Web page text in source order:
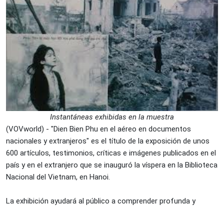
Instantáneas exhibidas en la muestra
(VOVworld) - "Dien Bien Phu en el aéreo en documentos
nacionales y extranjeros" es el título de la exposición de unos
600 artículos, testimonios, críticas e imágenes publicados en el
país y en el extranjero que se inauguró la víspera en la Biblioteca
Nacional del Vietnam, en Hanoi.
La exhibición ayudará al público a comprender profunda y